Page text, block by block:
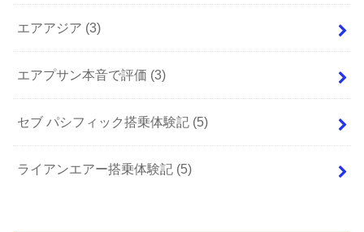
エアアジア (3)
エアプサン本音で評価 (3)
セブ パシフィック搭乗体験記 (5)
ライアンエアー搭乗体験記 (5)